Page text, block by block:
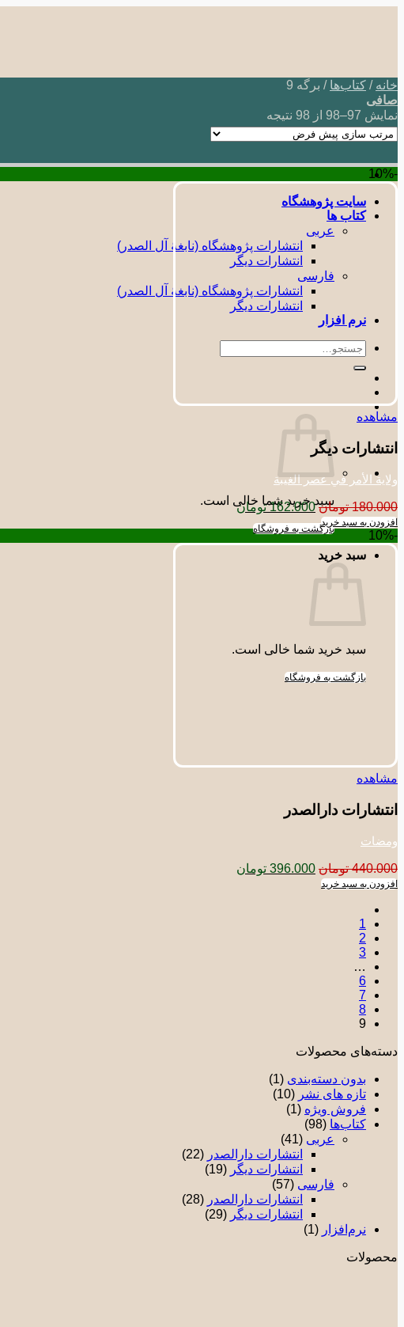
سایت پژوهشگاه
کتاب ها
عربی
انتشارات پژوهشگاه (نابغۀ آل الصدر)
انتشارات دیگر
فارسی
انتشارات پژوهشگاه (نابغۀ آل الصدر)
انتشارات دیگر
نرم افزار
جستجو
سبد خرید شما خالی است.
بازگشت به فروشگاه
سبد خرید
سبد خرید شما خالی است.
بازگشت به فروشگاه
خانه / کتاب‌ها / برگه 9
صافی
نمایش 97–98 از 98 نتیجه
-10%
مشاهده
انتشارات دیگر
ولایة الأمر في عصر الغیبة
180.000 تومانقیمت
اصلی:
180.000 تومان
162.000 تومانقیمت
افزودن به سبد خرید
-10%
مشاهده
انتشارات دارالصدر
ومضات
440.000 تومان قیمت
396.000 تومان
افزودن به سبد خرید
1
2
3
…
6
7
8
9
دسته‌های محصولات
بدون دسته‌بندی (1)
تازه های نشر (10)
فروش ویژه (1)
کتاب‌ها (98)
عربی (41)
انتشارات دارالصدر (22)
انتشارات دیگر (19)
فارسی (57)
انتشارات دارالصدر (28)
انتشارات دیگر (29)
نرم‌افزار (1)
محصولات